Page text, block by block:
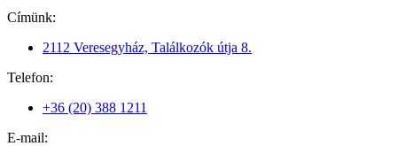
Címünk:
2112 Veresegyház, Találkozók útja 8.
Telefon:
+36 (20) 388 1211
E-mail: